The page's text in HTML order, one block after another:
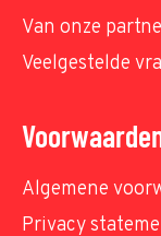
Van onze
Veelgestelde
Algemene
Privacy